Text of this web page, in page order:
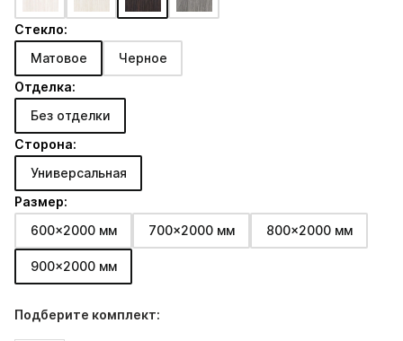
Стекло:
Матовое
Черное
Отделка:
Без отделки
Сторона:
Универсальная
Размер:
600x2000 мм
700x2000 мм 800x2000 мм
900x2000 мм
Подберите комплект: